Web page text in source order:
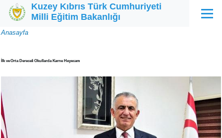
Ana içeriğe atla
Kuzey Kıbrıs Türk Cumhuriyeti
Milli Eğitim Bakanlığı
Menü
Sayfa
Anasayfa
İlk ve Orta Dereceli Okullarda Karne Heyecanı